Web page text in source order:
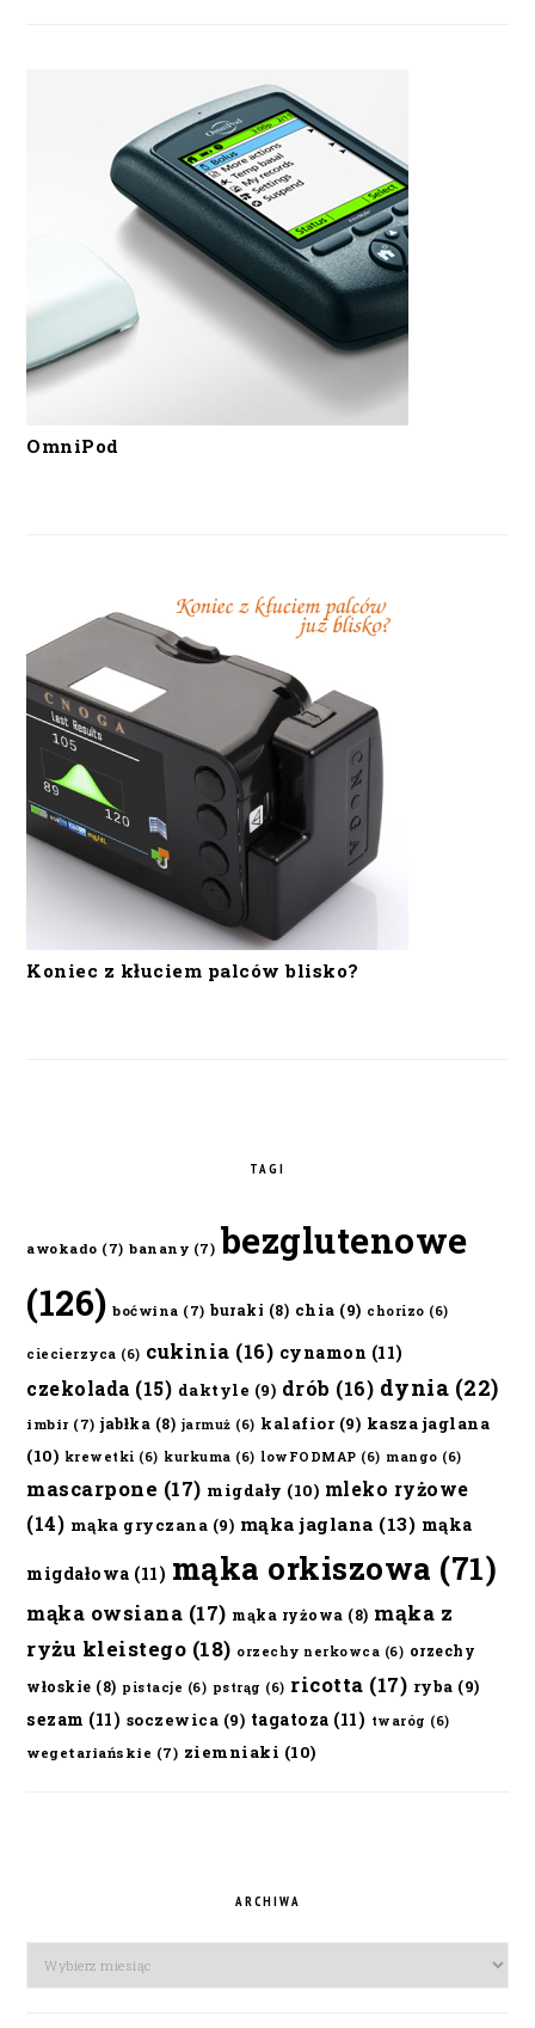
OmniPod
Koniec z kłuciem palców blisko?
TAGI
awokado (7) banany (7) bezglutenowe
(126) boćwina (7) buraki (8) chia (9) chorizo (6)
ciecierzyca (6) cukinia (16) cynamon (11)
czekolada (15) daktyle (9) drób (16) dynia (22)
imbir (7) jabłka (8) jarmuż (6) kalafior(9) kasza jaglana
(10) krewetki (6) kurkuma (6) lowFODMAP (6) mango (6)
mascarpone (17) migdały (10) mleko ryżowe
(14) mąka gryczana (9) mąka jaglana (13) mąka
migdałowa (11) mąka orkiszowa (71)
mąka owsiana (17) mąka ryżowa (8) mąka z
ryżu kleistego (18) orzechy nerkowca (6) orzechy
włoskie (8) pistacje (6) pstrąg (6) ricotta (17) ryba (9)
sezam (11) soczewica (9) tagatoza (11) twaróg (6)
wegetariańskie (7) ziemniaki (10)
ARCHIWA
Archiwa